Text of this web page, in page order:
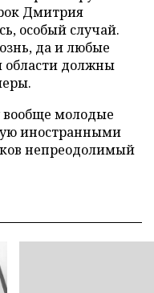
Дмитрия
особый случай.
да и любые
области должны
вообще молодые
иностранными
непреодолимый